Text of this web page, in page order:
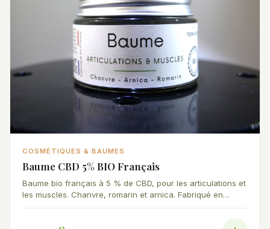
COSMÉTIQUES & BAUMES
Baume CBD 5% BIO Français
Baume bio français à 5 % de CBD, pour les articulations et
les muscles. Chanvre, romarin et arnica. Fabriqué en
France.